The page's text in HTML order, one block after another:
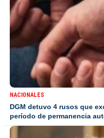
NACIONALES
DGM detuvo 4 rusos que
período de permanencia